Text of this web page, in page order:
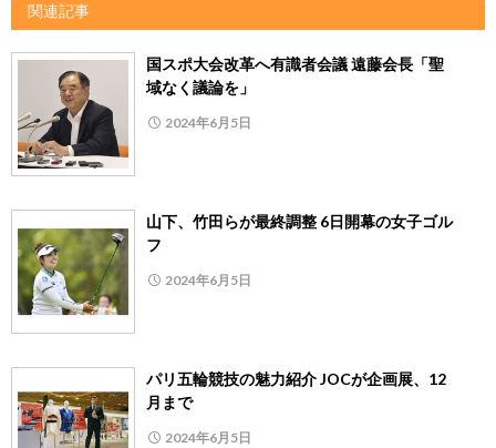
関連記事
国スポ大会改革へ有識者会議 遠藤会長「聖
域なく議論を」
2024年6月5日
山下、竹田らが最終調整 6日開幕の女子ゴル
フ
2024年6月5日
パリ五輪競技の魅力紹介 JOCが企画展、12
月まで
2024年6月5日